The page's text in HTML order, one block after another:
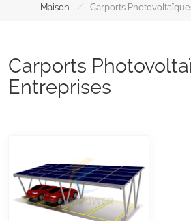
Maison / Carports
Carports
Entreprises